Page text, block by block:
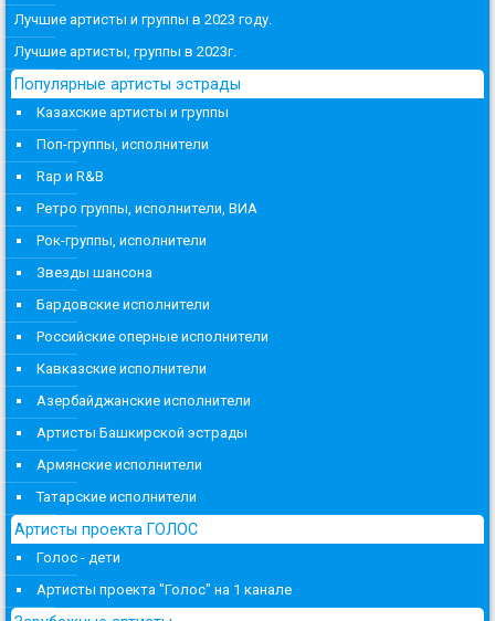
Лучшие артисты и группы в 2023 году.
Лучшие артисты, группы в 2023г.
Популярные артисты эстрады
Казахские артисты и группы
Поп-группы, исполнители
Rap и R&B
Ретро группы, исполнители, ВИА
Рок-группы, исполнители
Звезды шансона
Бардовские исполнители
Российские оперные исполнители
Кавказские исполнители
Азербайджанские исполнители
Артисты Башкирской эстрады
Армянские исполнители
Татарские исполнители
Артисты проекта ГОЛОС
Голос - дети
Артисты проекта "Голос" на 1 канале